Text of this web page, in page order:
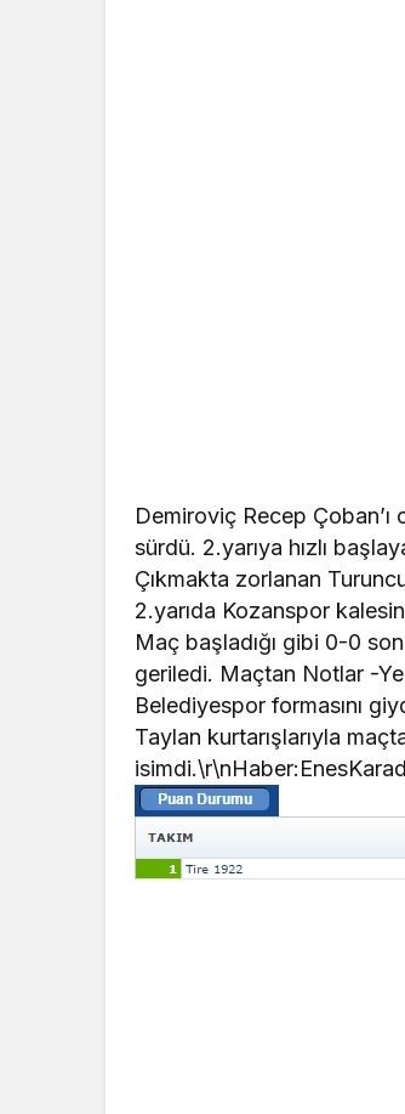
Demiroviç Recep Çoban’ı
sürdü. 2.yarıya hızlı
Çıkmakta zorlanan
2.yarıda Kozanspor
Maç başladığı gibi 0-0
geriledi. Maçtan Notlar -
Belediyespor formasını
Taylan kurtarışlarıyla